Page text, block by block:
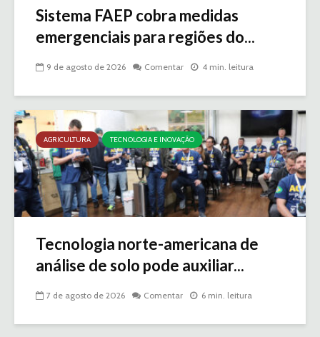
Sistema FAEP cobra medidas
emergenciais para regiões do...
9 de agosto de 2026 Comentar 4 min. leitura
AGRICULTURA TECNOLOGIA E INOVAÇÃO
Tecnologia norte-americana de
análise de solo pode auxiliar...
7 de agosto de 2026 Comentar 6 min. leitura